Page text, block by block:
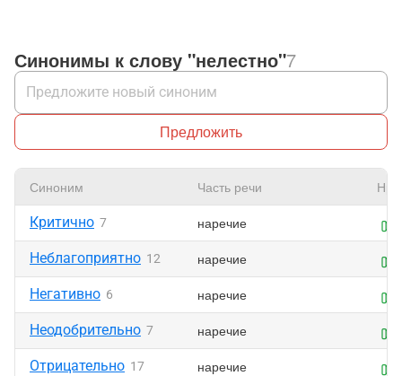
Синонимы к слову "нелестно"7
Предложить
Синоним Часть речи
Критично 7 наречие
Неблагоприятно 12 наречие
Негативно 6 наречие
Неодобрительно 7 наречие
Отрицательно 17 наречие